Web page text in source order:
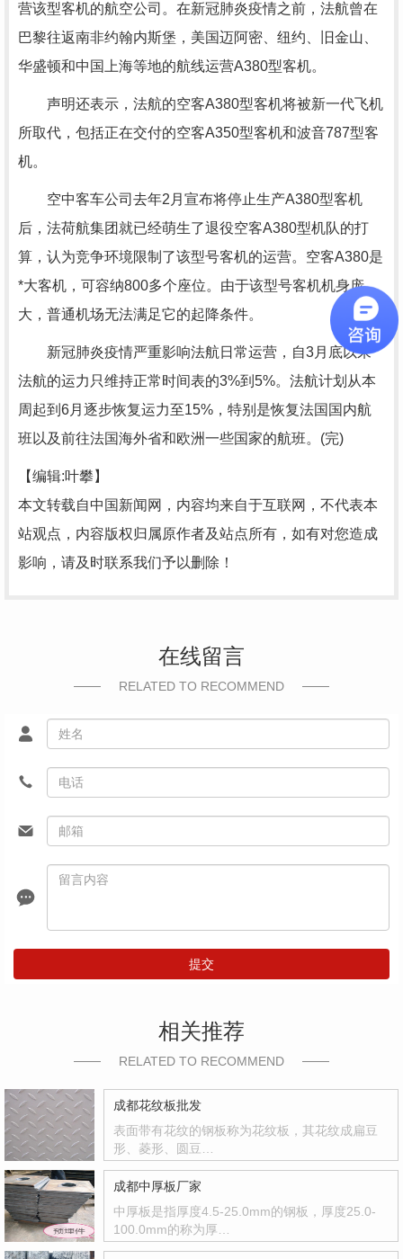
营该型客机的航空公司。在新冠肺炎疫情之前，法航曾在
巴黎往返南非约翰内斯堡，美国迈阿密、纽约、旧金山、
华盛顿和中国上海等地的航线运营A380型客机。
声明还表示，法航的空客A380型客机将被新一代飞机
所取代，包括正在交付的空客A350型客机和波音787型客
机。
空中客车公司去年2月宣布将停止生产A380型客机
后，法荷航集团就已经萌生了退役空客A380型机队的打
算，认为竞争环境限制了该型号客机的运营。空客A380是
*大客机，可容纳800多个座位。由于该型号客机机身庞
大，普通机场无法满足它的起降条件。
新冠肺炎疫情严重影响法航日常运营，自3月底以来
法航的运力只维持正常时间表的3%到5%。法航计划从本
周起到6月逐步恢复运力至15%，特别是恢复法国国内航
班以及前往法国海外省和欧洲一些国家的航班。(完)
【编辑:叶攀】
本文转载自中国新闻网，内容均来自于互联网，不代表本
站观点，内容版权归属原作者及站点所有，如有对您造成
影响，请及时联系我们予以删除！
在线留言
RELATED TO RECOMMEND
提交
相关推荐
RELATED TO RECOMMEND
成都花纹板批发
表面带有花纹的钢板称为花纹板，其花纹成扁豆
形、菱形、圆豆…
成都中厚板厂家
中厚板是指厚度4.5-25.0mm的钢板，厚度25.0-
100.0mm的称为厚…